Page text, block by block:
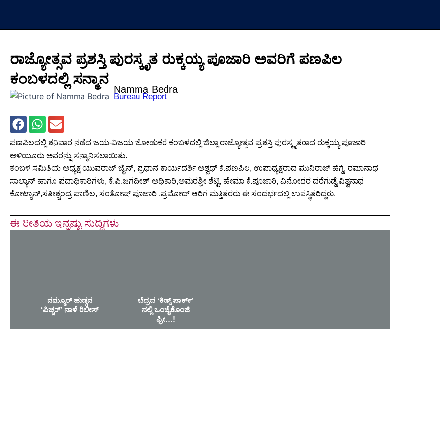
content
ರಾಜ್ಯೋತ್ಸವ ಪ್ರಶಸ್ತಿ ಪುರಸ್ಕೃತ ರುಕ್ಕಯ್ಯ ಪೂಜಾರಿ ಅವರಿಗೆ ಪಣಪಿಲ
ಕಂಬಳದಲ್ಲಿ ಸನ್ಮಾನ
Namma Bedra
Bureau Report
ಪಣಪಿಲದಲ್ಲಿ ಶನಿವಾರ ನಡೆದ ಜಯ-ವಿಜಯ ಜೋಡುಕರೆ ಕಂಬಳದಲ್ಲಿ ಜಿಲ್ಲಾ ರಾಜ್ಯೋತ್ಸವ ಪ್ರಶಸ್ತಿ ಪುರಸ್ಕೃತರಾದ ರುಕ್ಕಯ್ಯ ಪೂಜಾರಿ
ಅಳಿಯೂರು ಅವರನ್ನು ಸನ್ಮಾನಿಸಲಾಯಿತು.
ಕಂಬಳ ಸಮಿತಿಯ ಅಧ್ಯಕ್ಷ ಯುವರಾಜ್ ಜೈನ್, ಪ್ರಧಾನ ಕಾರ್ಯದರ್ಶಿ ಅಶ್ವಥ್ ಕೆ.ಪಣಪಿಲ, ಉಪಾಧ್ಯಕ್ಷರಾದ ಮುನಿರಾಜ್ ಹೆಗ್ಡೆ, ರಮಾನಾಥ
ಸಾಲ್ಯಾನ್ ಹಾಗೂ ಪದಾಧಿಕಾರಿಗಳು, ಕೆ.ಪಿ.ಜಗದೀಶ್ ಅಧಿಕಾರಿ,ಅಮರಶ್ರೀ ಶೆಟ್ಟಿ, ಹೇಮಾ ಕೆ.ಪೂಜಾರಿ, ವಿನೋದರ ದರೆಗುಡ್ಡೆ,ವಿಶ್ವನಾಥ
ಕೋಟ್ಯಾನ್,ಸತೀಶ್ಚಂದ್ರ ಪಾಣಿಲ, ಸಂತೋಷ್ ಪೂಜಾರಿ ,ಪ್ರಮೋದ್ ಆರಿಗ ಮತ್ತಿತರರು ಈ ಸಂದರ್ಭದಲ್ಲಿ ಉಪಸ್ಥಿತರಿದ್ದರು.
ಈ ರೀತಿಯ ಇನ್ನಷ್ಟು ಸುದ್ದಿಗಳು
ನಮ್ಮೂರ್ ಹುಡ್ಗನ
‘ಪಿಚ್ಚರ್’ ನಾಳೆ ರಿಲೀಸ್
ಬೆದ್ರದ ‘ಕಿಡ್ಸ್ ಪಾರ್ಕ್’
ನಲ್ಲಿ ಒಂಜೈಕೊಂಜಿ
ಫ್ರೀ…!